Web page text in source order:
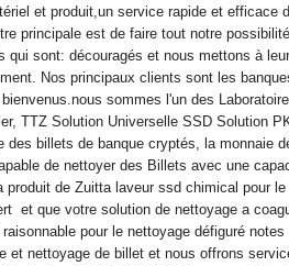
et produit,un service rapide et efficace
principale est de faire tout notre
sont: découragés et nous mettons à
Nos principaux clients sont les
sommes l'un des
TTZ Solution Universelle SSD Solution
billets de banque cryptés, la monnaie
de nettoyer des Billets avec une
de Zuitta laveur ssd chimical pour
et que votre solution de nettoyage a
pour le nettoyage défiguré
et nettoyage de billet et nous offrons